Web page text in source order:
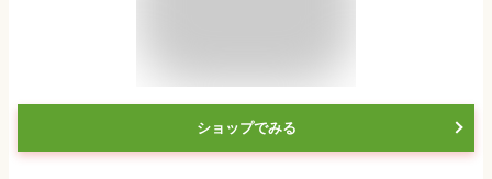
ショップでみる